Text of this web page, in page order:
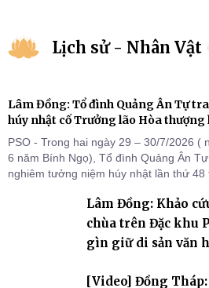
Lịch sử - Nhân Vật
Lâm Đồng: Tổ đình Quảng Ân Tự
húy nhật cố Trưởng lão Hòa
PSO - Trong hai ngày 29 – 30/7/2026 (
6 năm Bính Ngọ), Tổ đình Quảng Ân
nghiêm tưởng niệm húy nhật lần thứ
Chư Tôn đức Tăng Ni, môn đồ pháp
Phật tử đã đồng vân tập về đạo tràng, th
Lâm Đồng: Khảo
chùa trên Đặc khu
gìn giữ di sản văn
[Video] Đồng